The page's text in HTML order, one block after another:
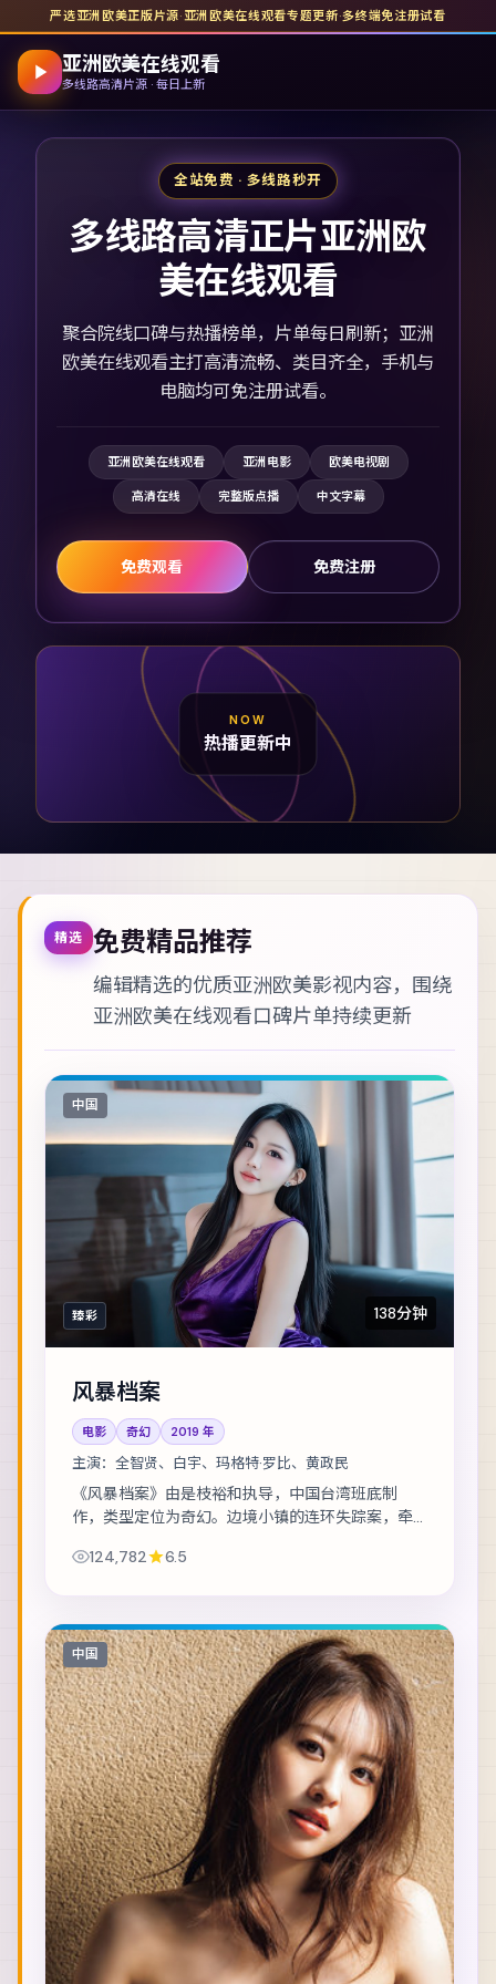
严选亚洲欧美正版片源· 亚洲欧美在线观看专题更新·多终端免注册试看
亚洲欧美在线观看
多线路高清片源 · 每日上新
全站免费 · 多线路秒开
多线路高清正片亚洲欧
美在线观看
聚合院线口碑与热播榜单，片单每日刷新；亚洲
欧美在线观看主打高清流畅、类目齐全，手机与
电脑均可免注册试看。
亚洲欧美在线观看 亚洲电影 欧美电视剧
高清在线 完整版点播 中文字幕
免费观看 免费注册
NOW
热播更新中
精选 免费精品推荐
编辑精选的优质亚洲欧美影视内容，围绕
亚洲欧美在线观看口碑片单持续更新
中国
臻彩 138分钟
风暴档案
电影 奇幻 2019 年
主演： 全智贤、白宇、玛格特·罗比、黄政民
《风暴档案》由是枝裕和执导，中国台湾班底制
作，类型定位为奇幻。边境小镇的连环失踪案，牵
玛格特·罗比 等，表演层次丰富。镜头语言克制而...
124,782 6.5
中国